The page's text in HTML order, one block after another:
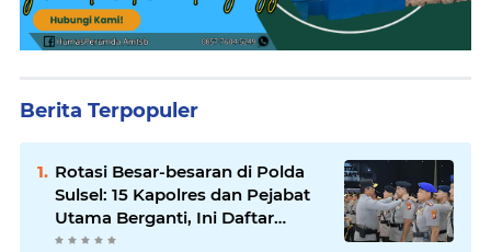
Berita Terpopuler
Rotasi Besar-besaran di Polda
Sulsel: 15 Kapolres dan Pejabat
Utama Berganti, Ini Daftar
Lengkapnya